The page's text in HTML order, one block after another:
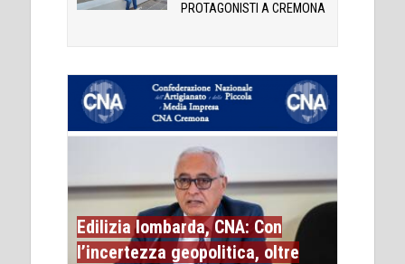
PROTAGONISTI A CREMONA
Edilizia lombarda, CNA: Con
l’incertezza geopolitica, oltre